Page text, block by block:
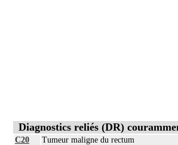
Diagnostics reliés (DR)
C20
Tumeur maligne du rectum